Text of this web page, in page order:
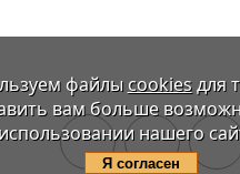
файлы cookiesдля
вам больше
использовании нашего